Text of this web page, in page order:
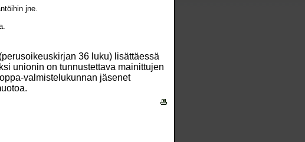
jne.
36 luku) lisättäessä
unionin on tunnustettava mainittujen
valmistelukunnan jäsenet